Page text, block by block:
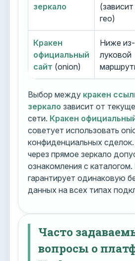
зеркало
гео)
Кракен
официальный
сайт (onion)
Ниже
луковой
Выбор между кракен
зеркало зависит от
сети. Кракен
советует использовать
конфиденциальных сделок.
через прямое зеркало
ознакомления с каталогом.
гарантирует одинаковую
данных на всех типах
Часто
вопросы о